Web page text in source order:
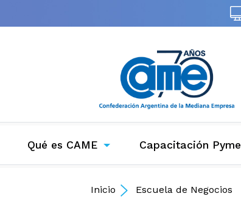
Qué es CAME Capacitación Pyme
Inicio Escuela de Negocios